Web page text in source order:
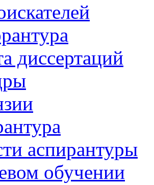
диссертаций
аспирантуры
обучении